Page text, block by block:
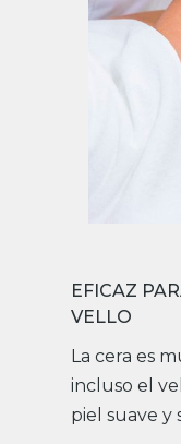
EFICAZ
VELLO
La cera es
incluso el
piel suave y